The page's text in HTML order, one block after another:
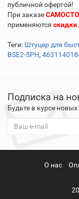
публичной офертой!
При заказе
применяются скидки
Теги: Штуцер для
BSE2-5PH,
Подписка на
Будьте в курсе
О нас